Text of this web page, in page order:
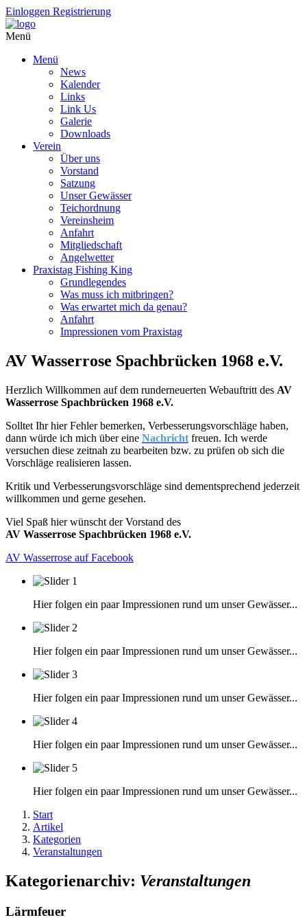
Einloggen Registrierung
Menü
Menü
News
Kalender
Links
Link Us
Galerie
Downloads
Verein
Über uns
Vorstand
Satzung
Unser Gewässer
Teichordnung
Vereinsheim
Anfahrt
Mitgliedschaft
Angelwetter
Praxistag Fishing King
Grundlegendes
Was muss ich mitbringen?
Was erwartet mich da genau?
Anfahrt
Impressionen vom Praxistag
AV Wasserrose Spachbrücken 1968 e.V.
Herzlich Willkommen auf dem runderneuerten Webauftritt des AV
Wasserrose Spachbrücken 1968 e.V.
Solltet Ihr hier Fehler bemerken, Verbesserungsvorschläge haben,
dann würde ich mich über eine Nachricht freuen. Ich werde
versuchen diese zeitnah zu bearbeiten bzw. zu prüfen ob sich die
Vorschläge realisieren lassen.
Kritik und Verbesserungsvorschläge sind dementsprechend jederzeit
willkommen und gerne gesehen.
Viel Spaß hier wünscht der Vorstand des
AV Wasserrose Spachbrücken 1968 e.V.
AV Wasserrose auf Facebook
Hier folgen ein paar Impressionen rund um unser Gewässer...
Hier folgen ein paar Impressionen rund um unser Gewässer...
Hier folgen ein paar Impressionen rund um unser Gewässer...
Hier folgen ein paar Impressionen rund um unser Gewässer...
Hier folgen ein paar Impressionen rund um unser Gewässer...
Start
Artikel
Kategorien
Veranstaltungen
Kategorienarchiv: Veranstaltungen
Lärmfeuer